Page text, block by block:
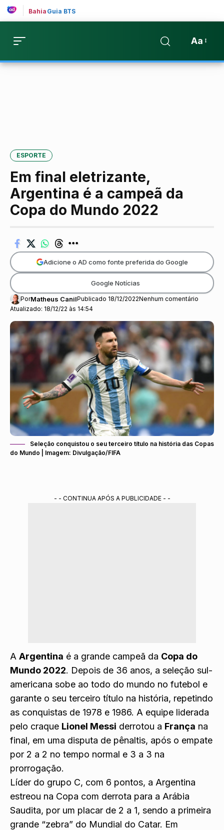
Bahia Guia BTS
Aa
ESPORTE
Em final eletrizante,
Argentina é a campeã da
Copa do Mundo 2022
Atualizado: 18/12/22 às 14:54
PorMatheus CanilPublicado 18/12/2022Nenhum comentário
Adicione o AD como fonte preferida do Google
Google Notícias
Seleção conquistou o seu terceiro título na história das Copas
do Mundo | Imagem: Divulgação/FIFA
- - CONTINUA APÓS A PUBLICIDADE - -
A Argentina é a grande campeã da Copa do
Mundo 2022. Depois de 36 anos, a seleção sul-
americana sobe ao todo do mundo no futebol e
garante o seu terceiro título na história, repetindo
as conquistas de 1978 e 1986. A equipe liderada
pelo craque Lionel Messi derrotou a França na
final, em uma disputa de pênaltis, após o empate
por 2 a 2 no tempo normal e 3 a 3 na
prorrogação.
Líder do grupo C, com 6 pontos, a Argentina
estreou na Copa com derrota para a Arábia
Saudita, por um placar de 2 a 1, sendo a primeira
grande “zebra” do Mundial do Catar. Em